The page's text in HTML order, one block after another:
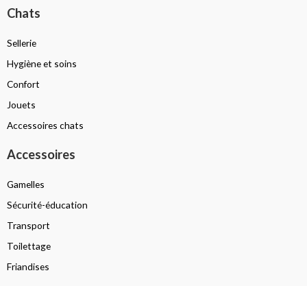
Chats
Sellerie
Hygiène et soins
Confort
Jouets
Accessoires chats
Accessoires
Gamelles
Sécurité-éducation
Transport
Toilettage
Friandises